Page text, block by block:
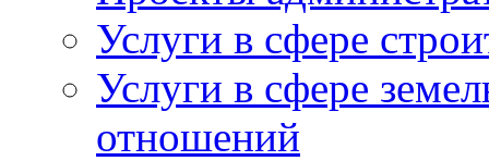
Услуги в сфере
Услуги в сфере
отношений